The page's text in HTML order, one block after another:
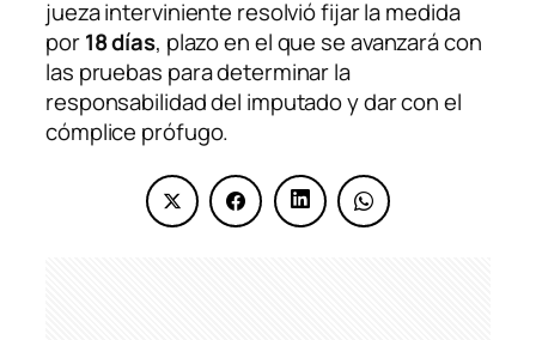
jueza interviniente resolvió fijar la medida
por18 días, plazo en el que se avanzará con
las pruebas para determinar la
responsabilidad del imputado y dar con el
cómplice prófugo.